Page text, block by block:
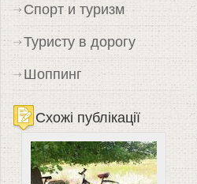
Спорт и туризм
Туристу в дорогу
Шоппинг
Схожі публікації